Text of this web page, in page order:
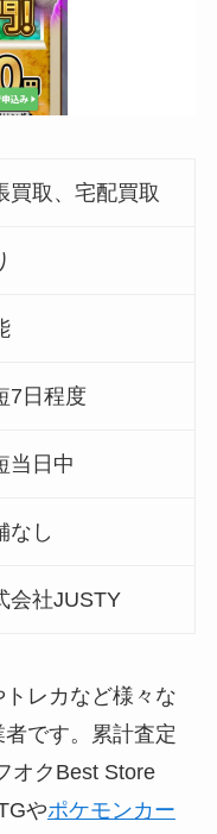
買取、宅配買取
7日程度
当日中
なし
会社JUSTY
レカなど様々な
です。累計査定
オクBest Store
やポケモンカー